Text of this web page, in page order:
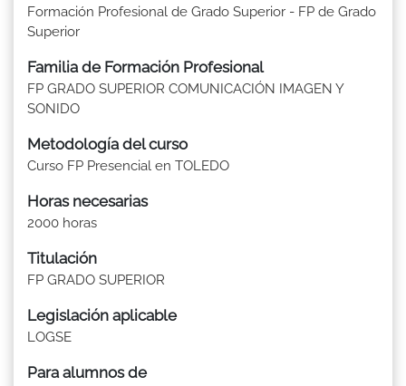
Formación Profesional de Grado Superior - FP de Grado
Superior
Familia de Formación Profesional
FP GRADO SUPERIOR COMUNICACIÓN IMAGEN Y
SONIDO
Metodología del curso
Curso FP Presencial en TOLEDO
Horas necesarias
2000 horas
Titulación
FP GRADO SUPERIOR
Legislación aplicable
LOGSE
Para alumnos de